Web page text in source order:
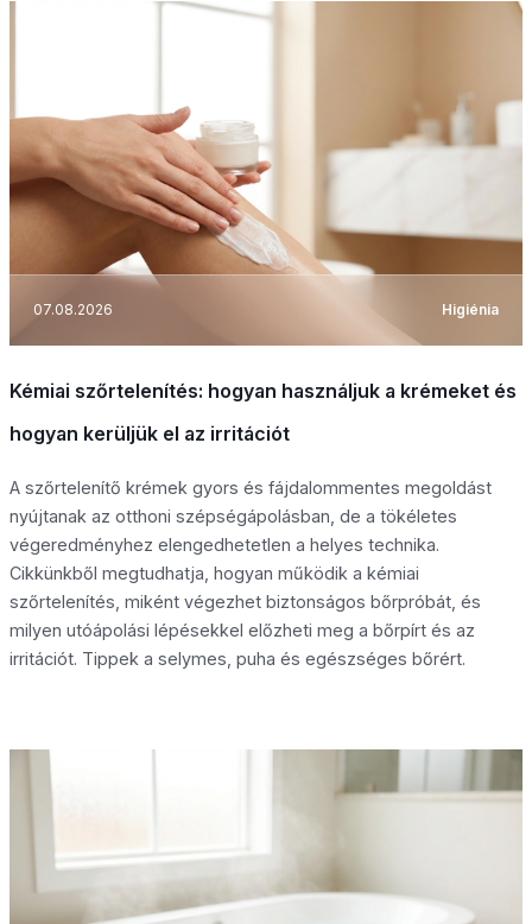
07.08.2026 Higiénia
Kémiai szőrtelenítés: hogyan használjuk a krémeket és
hogyan kerüljük el az irritációt
A szőrtelenítő krémek gyors és fájdalommentes megoldást
nyújtanak az otthoni szépségápolásban, de a tökéletes
végeredményhez elengedhetetlen a helyes technika.
Cikkünkből megtudhatja, hogyan működik a kémiai
szőrtelenítés, miként végezhet biztonságos bőrpróbát, és
milyen utóápolási lépésekkel előzheti meg a bőrpírt és az
irritációt. Tippek a selymes, puha és egészséges bőrért.